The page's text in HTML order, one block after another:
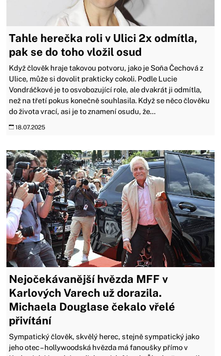
Tahle herečka roli v Ulici 2x odmítla,
pak se do toho vložil osud
Když člověk hraje takovou potvoru, jako je Soňa Čechová z
Ulice, může si dovolit prakticky cokoli. Podle Lucie
Vondráčkové je to osvobozující role, ale dvakrát ji odmítla,
než na třetí pokus konečně souhlasila. Když se něco člověku
do života vrací, asi je to znamení osudu, že...
18.07.2025
Nejočekávanější hvězda MFF v
Karlových Varech už dorazila.
Michaela Douglase čekalo vřelé
přivítání
Sympatický člověk, skvělý herec, stejně sympatický jako
jeho otec – hollywoodská hvězda má fanoušky přímo v